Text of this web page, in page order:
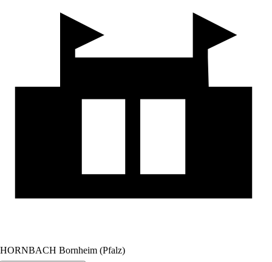
HORNBACH Bornheim (Pfalz)